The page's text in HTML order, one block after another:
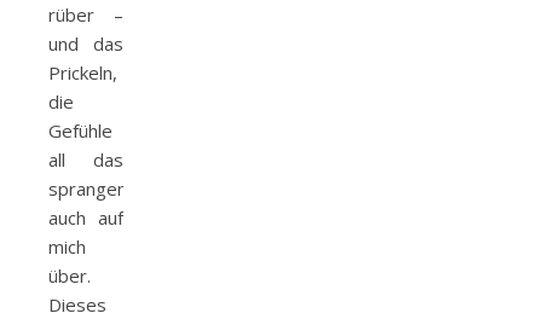
rüber –
und das
Prickeln,
die
Gefühle
all das
sprangen
auch auf
mich
über.
Dieses